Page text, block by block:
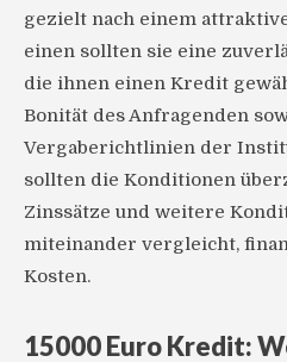
gezielt nach einem
einen sollten sie eine
die ihnen einen Kredit
Bonität des Anfragenden
Vergaberichtlinien der
sollten die Konditionen
Zinssätze und weitere
miteinander vergleicht,
Kosten.
15000 Euro Kredit: